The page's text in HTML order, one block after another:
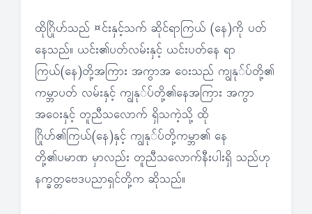
ထိုဂြိုဟ်သည် ¤င်းနှင့်သက် ဆိုင်ရာကြယ် (နေ)ကို ပတ်
နေသည်။ ယင်း၏ပတ်လမ်းနှင့် ယင်းပတ်နေ ရာ
ကြယ်(နေ)တို့အကြား အကွာအ ဝေးသည် ကျွနု်ပ်တို့၏
ကမ္ဘာပတ် လမ်းနှင့် ကျွနု်ပ်တို့၏နေအကြား အကွာ
အဝေးနှင့် တူညီသလောက် ရှိသကဲ့သို့ ထို
ဂြိုဟ်၏ကြယ်(နေ)နှင့် ကျွနု်ပ်တို့ကမ္ဘာ၏ နေ
တို့၏ပမာဏ မှာလည်း တူညီသလောက်နီးပါးရှိ သည်ဟု
နက္ခတ္တဗေဒပညာရှင်တို့က ဆိုသည်။